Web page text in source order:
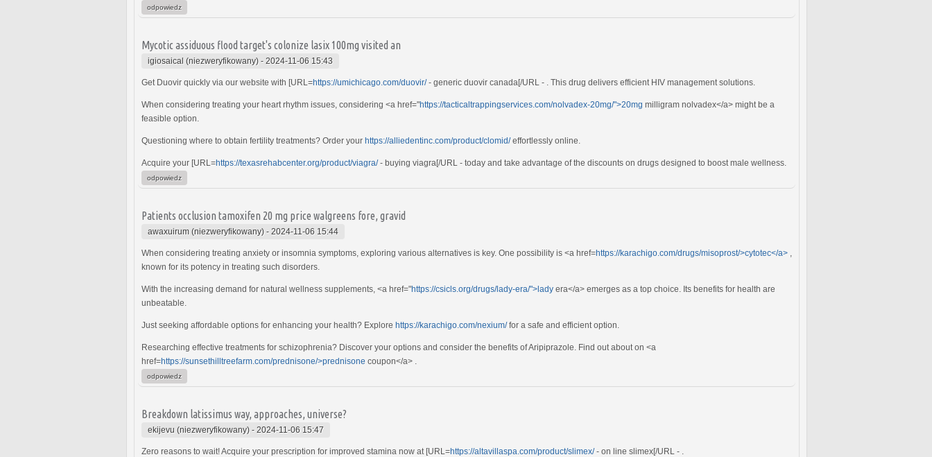
odpowiedz
Mycotic assiduous flood target's colonize lasix 100mg visited an
igiosaical (niezweryfikowany) - 2024-11-06 15:43
Get Duovir quickly via our website with [URL=https://umichicago.com/duovir/- generic duovir canada[/URL - . This drug delivers efficient HIV management solutions.
When considering treating your heart rhythm issues, considering <a href="https://tacticaltrappingservices.com/nolvadex-20mg/">20mg milligram nolvadex</a> might be a
feasible option.
Questioning where to obtain fertility treatments? Order your https://alliedentinc.com/product/clomid/effortlessly online.
Acquire your [URL=https://texasrehabcenter.org/product/viagra/- buying viagra[/URL - today and take advantage of the discounts on drugs designed to boost male wellness.
odpowiedz
Patients occlusion tamoxifen 20 mg price walgreens fore, gravid
awaxuirum (niezweryfikowany) - 2024-11-06 15:44
When considering treating anxiety or insomnia symptoms, exploring various alternatives is key. One possibility is <a href=https://karachigo.com/drugs/misoprost/>cytotec</a>
known for its potency in treating such disorders.
With the increasing demand for natural wellness supplements, <a href="https://csicls.org/drugs/lady-era/">lady era</a> emerges as a top choice. Its benefits for health are
unbeatable.
Just seeking affordable options for enhancing your health? Explore https://karachigo.com/nexium/for a safe and efficient option.
Researching effective treatments for schizophrenia? Discover your options and consider the benefits of Aripiprazole. Find out about on <a
href=https://sunsethilltreefarm.com/prednisone/>prednisone coupon</a> .
odpowiedz
Breakdown latissimus way, approaches, universe?
ekijevu (niezweryfikowany) - 2024-11-06 15:47
Zero reasons to wait! Acquire your prescription for improved stamina now at [URL=https://altavillaspa.com/product/slimex/- on line slimex[/URL - .